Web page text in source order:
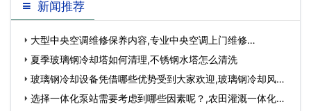
新闻推荐
大型中央空调维修保养内容,专业中央空调上门维修…
夏季玻璃钢冷却塔如何清理,不锈钢水塔怎么清洗
玻璃钢冷却设备凭借哪些优势受到大家欢迎,玻璃钢冷却风
机…选择一体化泵站需要考虑到哪些因素呢？,农田灌溉一体化泵